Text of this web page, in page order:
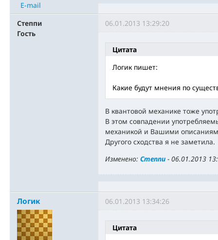
E-mail
Степпи
Гость
06.01.2013 13:29:20
Цитата
Логик пишет:
Какие будут мнения по
В квантовой механике тоже
В этом совпадении
механикой и Вашими
Другого сходства я не заметила.
Изменено: Степпи - 06.01.2013
Логик 06.01.2013 13:34:26
Цитата